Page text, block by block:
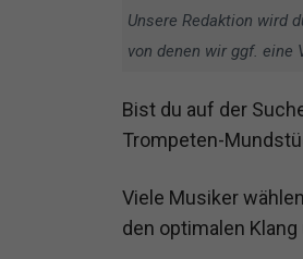
Unsere Redaktion wird
von denen wir ggf. eine
Bist du auf der
Trompeten-
Viele Musiker
den optimalen